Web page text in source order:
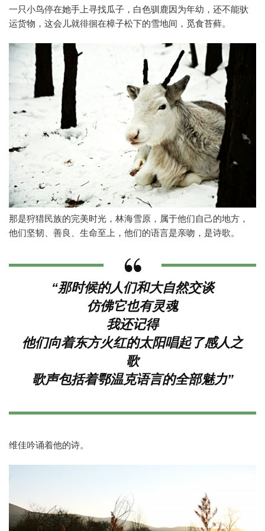
一只小鸟停在她手上寻找瓜子，白色驯鹿因为年幼，还不能驮
运货物，这会儿就徘徊在樟子松下的雪地间，觅食苔藓。
那是狩猎民族的完美时光，林海雪原，属于他们自己的地方，
他们坚韧、善良、生命至上，他们的语言是亲吻，是诗歌。
“那时候的人们和大自然交谈
仿佛它也有灵魂
我还记得
他们向着东方火红的太阳唱起了感人之
歌
歌声包括着鄂温克语言的全部魅力”
维佳吟诵着他的诗。